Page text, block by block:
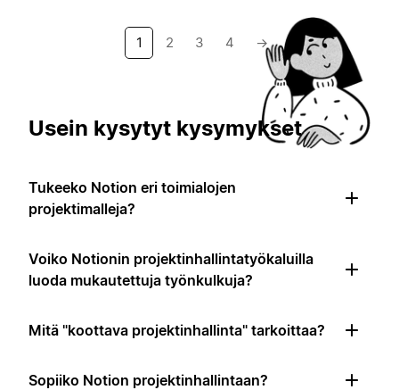
1 2 3 4 →
Usein kysytyt kysymykset
Tukeeko Notion eri toimialojen
projektimalleja?
Voiko Notionin projektinhallintatyökaluilla
luoda mukautettuja työnkulkuja?
Mitä "koottava projektinhallinta" tarkoittaa?
Sopiiko Notion projektinhallintaan?